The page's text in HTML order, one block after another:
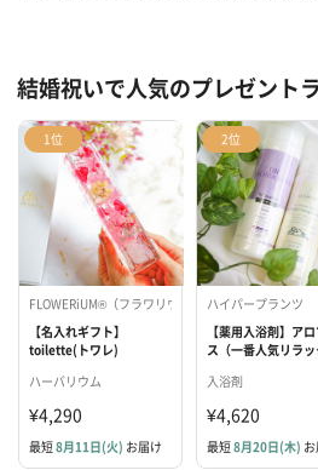
結婚祝いで人気のプレゼント
1位
FLOWERiUM®（フラワリウム）
【名入れギフト】
toilette(トワレ)
ハーバリウム
¥4,290
最短8月11日(火) お届け
2位
ハイパープランツ
【薬用入浴剤】ア
ス（一番人気リラッ
入浴剤
¥4,620
最短8月20日(木)